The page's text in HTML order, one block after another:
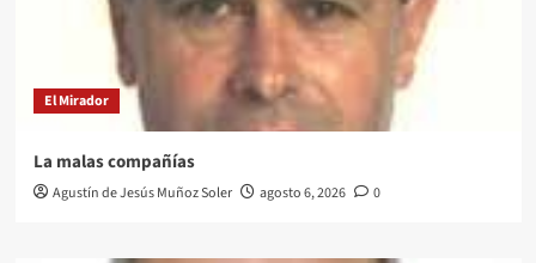
El Mirador
La malas compañías
Agustín de Jesús Muñoz Soler agosto 6, 2026 0